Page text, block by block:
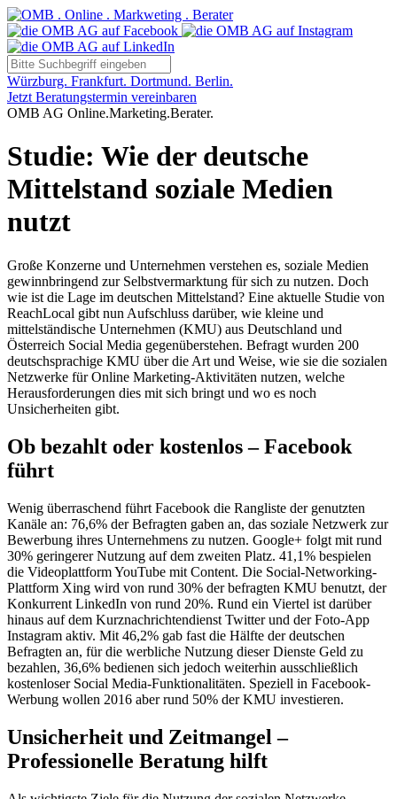
Würzburg. Frankfurt. Dortmund. Berlin.
Jetzt Beratungstermin vereinbaren
OMB AG Online.Marketing.Berater.
Studie: Wie der deutsche
Mittelstand soziale Medien
nutzt
Große Konzerne und Unternehmen verstehen es, soziale Medien
gewinnbringend zur Selbstvermarktung für sich zu nutzen. Doch
wie ist die Lage im deutschen Mittelstand? Eine aktuelle Studie von
ReachLocal gibt nun Aufschluss darüber, wie kleine und
mittelständische Unternehmen (KMU) aus Deutschland und
Österreich Social Media gegenüberstehen. Befragt wurden 200
deutschsprachige KMU über die Art und Weise, wie sie die sozialen
Netzwerke für Online Marketing-Aktivitäten nutzen, welche
Herausforderungen dies mit sich bringt und wo es noch
Unsicherheiten gibt.
Ob bezahlt oder kostenlos – Facebook
führt
Wenig überraschend führt Facebook die Rangliste der genutzten
Kanäle an: 76,6% der Befragten gaben an, das soziale Netzwerk zur
Bewerbung ihres Unternehmens zu nutzen. Google+ folgt mit rund
30% geringerer Nutzung auf dem zweiten Platz. 41,1% bespielen
die Videoplattform YouTube mit Content. Die Social-Networking-
Plattform Xing wird von rund 30% der befragten KMU benutzt, der
Konkurrent LinkedIn von rund 20%. Rund ein Viertel ist darüber
hinaus auf dem Kurznachrichtendienst Twitter und der Foto-App
Instagram aktiv. Mit 46,2% gab fast die Hälfte der deutschen
Befragten an, für die werbliche Nutzung dieser Dienste Geld zu
bezahlen, 36,6% bedienen sich jedoch weiterhin ausschließlich
kostenloser Social Media-Funktionalitäten. Speziell in Facebook-
Werbung wollen 2016 aber rund 50% der KMU investieren.
Unsicherheit und Zeitmangel –
Professionelle Beratung hilft